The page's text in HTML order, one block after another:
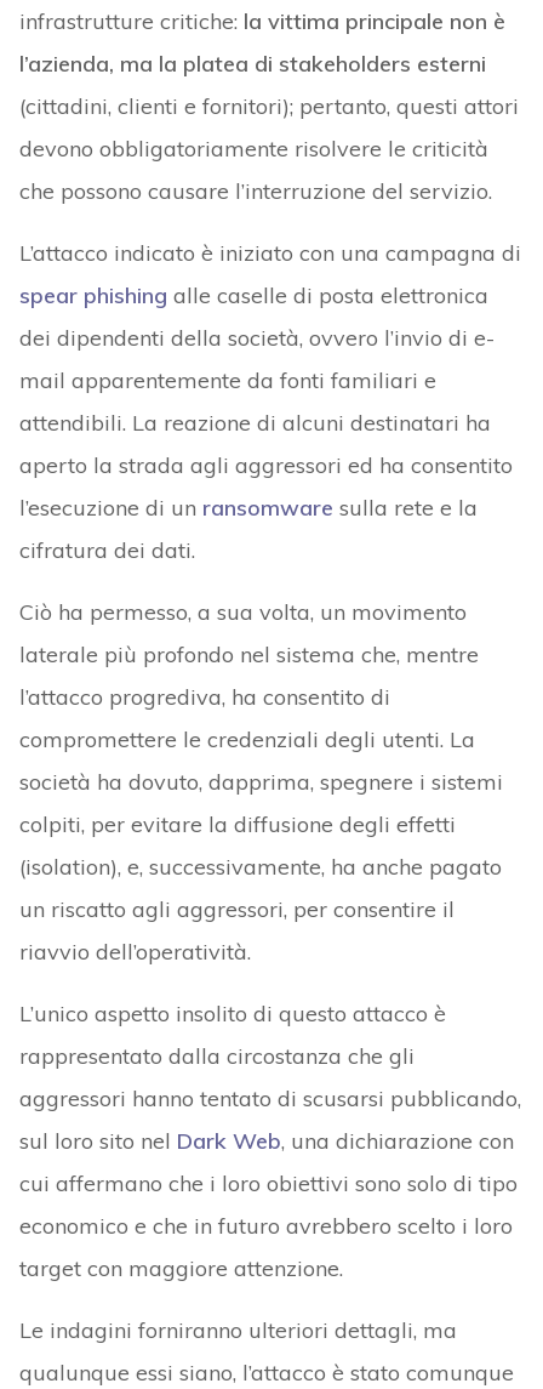
infrastrutture critiche: la vittima principale non è
l’azienda, ma la platea di stakeholders esterni
(cittadini, clienti e fornitori); pertanto, questi attori
devono obbligatoriamente risolvere le criticità
che possono causare l’interruzione del servizio.
L’attacco indicato è iniziato con una campagna di
spear phishing alle caselle di posta elettronica
dei dipendenti della società, ovvero l’invio di e-
mail apparentemente da fonti familiari e
attendibili. La reazione di alcuni destinatari ha
aperto la strada agli aggressori ed ha consentito
l’esecuzione di un ransomware sulla rete e la
cifratura dei dati.
Ciò ha permesso, a sua volta, un movimento
laterale più profondo nel sistema che, mentre
l’attacco progrediva, ha consentito di
compromettere le credenziali degli utenti. La
società ha dovuto, dapprima, spegnere i sistemi
colpiti, per evitare la diffusione degli effetti
(isolation), e, successivamente, ha anche pagato
un riscatto agli aggressori, per consentire il
riavvio dell’operatività.
L’unico aspetto insolito di questo attacco è
rappresentato dalla circostanza che gli
aggressori hanno tentato di scusarsi pubblicando,
sul loro sito nel Dark Web, una dichiarazione con
cui affermano che i loro obiettivi sono solo di tipo
economico e che in futuro avrebbero scelto i loro
target con maggiore attenzione.
Le indagini forniranno ulteriori dettagli, ma
qualunque essi siano, l’attacco è stato comunque